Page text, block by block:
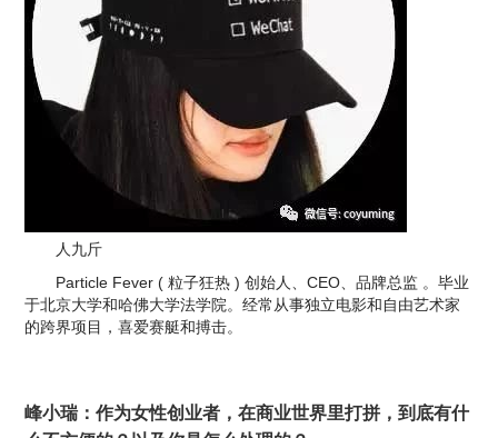
人九斤
Particle Fever ( 粒子狂热 ) 创始人、CEO、品牌总监 。毕业
于北京大学和哈佛大学法学院。经常从事独立电影和自由艺术家
的跨界项目，喜爱赛艇和搏击。
峰小瑞：作为女性创业者，在商业世界里打拼，到底有什